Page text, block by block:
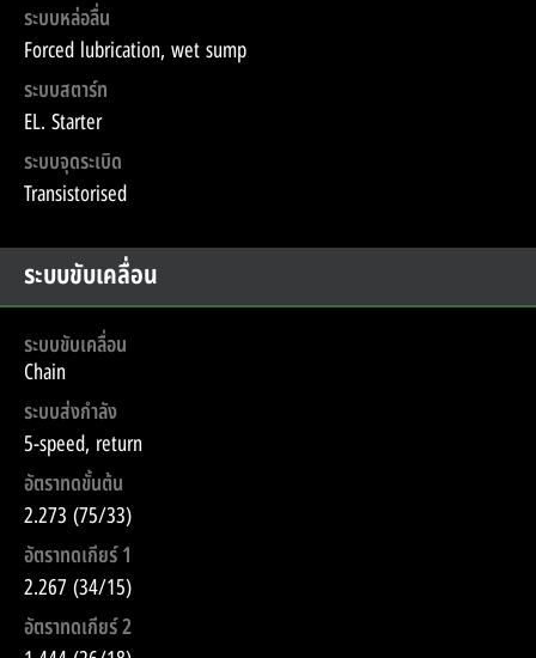
ระบบหล่อลื่น
Forced lubrication, wet sump
ระบบสตาร์ท
EL. Starter
ระบบจุดระเบิด
Transistorised
ระบบขับเคลื่อน
ระบบขับเคลื่อน
Chain
ระบบส่งกำลัง
5-speed, return
อัตราทดขั้นต้น
2.273 (75/33)
อัตราทดเกียร์ 1
2.267 (34/15)
อัตราทดเกียร์ 2